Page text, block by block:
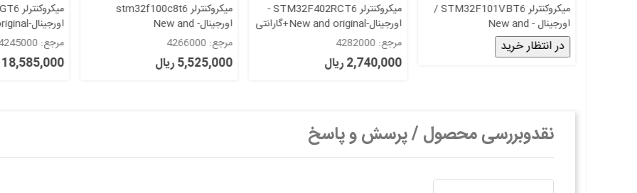
میکروکنترلر STM32F101VBT6 /
اورجینال - New and
original+گارانتی
در انتظار خرید
میکروکنترلر STM32F402RCT6 -
اورجینال-New and original+گارانتی
مرجع: 4282000
2,740,000 ریال
میکروکنترلر stm32f100c8t6
اورجینال- New and
original+گارانتی
مرجع: 4266000
5,525,000 ریال
اورجینال-New and original+گارانتی
مرجع: 4245000
18,585,000 ریال
نقدوبررسی محصول / پرسش و پاسخ